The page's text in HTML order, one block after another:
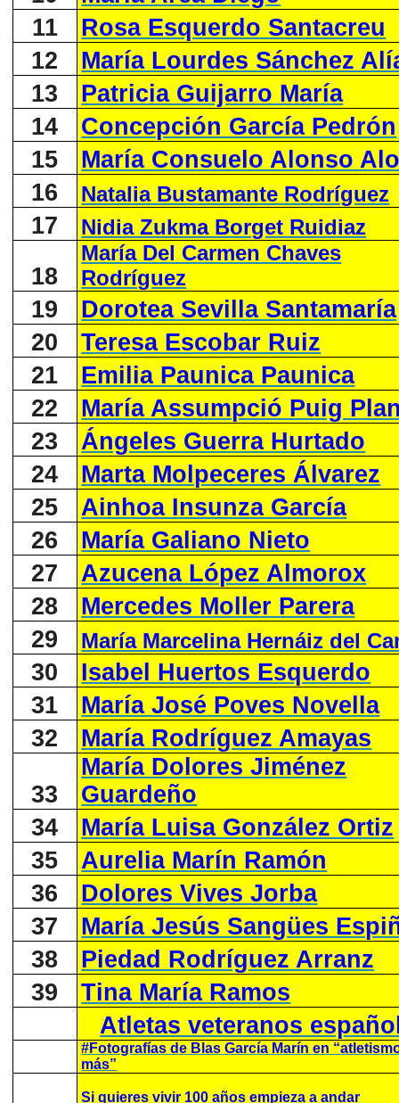
11
Rosa Esquerdo Santacreu
12
María Lourdes Sánchez
13
Patricia Guijarro María
14
Concepción García Pedrón
15
María Consuelo Alonso
16
Natalia Bustamante Rodríguez
17 Nidia Zukma Borget Ruidiaz
18
María Del Carmen Chaves
Rodríguez
19
Dorotea Sevilla Santamaría
20
Teresa Escobar Ruiz
21
Emilia Paunica Paunica
22
María Assumpció Puig
23
Ángeles Guerra Hurtado
24
Marta Molpeceres Álvarez
25
Ainhoa Insunza García
26
María Galiano Nieto
27
Azucena López Almorox
28
Mercedes Moller Parera
29
María Marcelina Hernáiz del
30
Isabel Huertos Esquerdo
31
María José Poves Novella
32
María Rodríguez Amayas
33
María Dolores Jiménez
Guardeño
34
María Luisa González Ortiz
35
Aurelia Marín Ramón
36
Dolores Vives Jorba
37
María Jesús Sangües
38
Piedad Rodríguez Arranz
39
Tina María Ramos
Atletas veteranos
#Fotografías de Blas García Marín en
más”
Si quieres vivir 100 años empieza a andar